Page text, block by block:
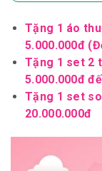
Tặng 1 áo
5.000.000đ
Tặng 1 set 2
5.000.000đ
Tặng 1 set
20.000.000đ